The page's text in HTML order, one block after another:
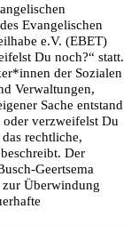
Evangelischen
e.V. (EBET)
Du noch?“ statt.
der Sozialen
Verwaltungen,
Sache entstand
verzweifelst Du
rechtliche,
Der
Geertsema
zur Überwindung